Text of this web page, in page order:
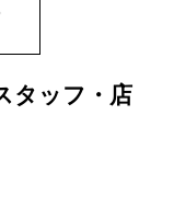
タッフ・店